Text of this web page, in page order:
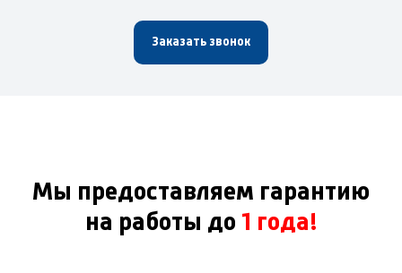
Заказать звонок
Мы предоставляем гарантию
на работы до 1 года!